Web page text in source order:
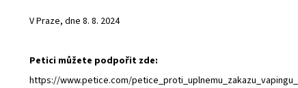
V Praze, dne 8. 8. 2024
Petici můžete podpořit zde:
https://www.petice.com/